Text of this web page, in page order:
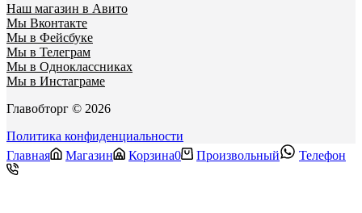
Наш магазин в Авито
Мы Вконтакте
Мы в Фейсбуке
Мы в Телеграм
Мы в Одноклассниках
Мы в Инстаграме
Главобторг © 2026
Политика конфиденциальности
Главная
Магазин Корзина0 Произвольный Телефон